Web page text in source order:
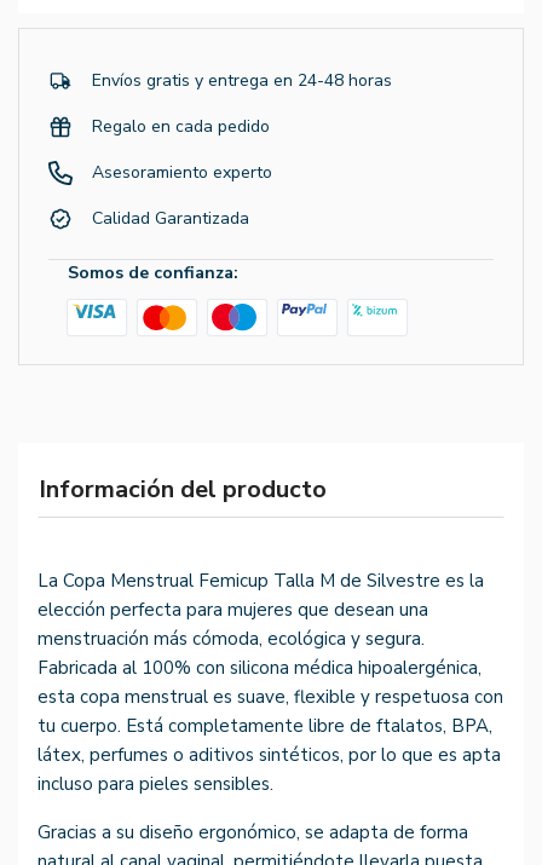
Envíos gratis y entrega en 24-48 horas
Regalo en cada pedido
Asesoramiento experto
Calidad Garantizada
Somos de confianza:
Información del producto
La Copa Menstrual Femicup Talla M de Silvestre es la
elección perfecta para mujeres que desean una
menstruación más cómoda, ecológica y segura.
Fabricada al 100% con silicona médica hipoalergénica,
esta copa menstrual es suave, flexible y respetuosa con
tu cuerpo. Está completamente libre de ftalatos, BPA,
látex, perfumes o aditivos sintéticos, por lo que es apta
incluso para pieles sensibles.
Gracias a su diseño ergonómico, se adapta de forma